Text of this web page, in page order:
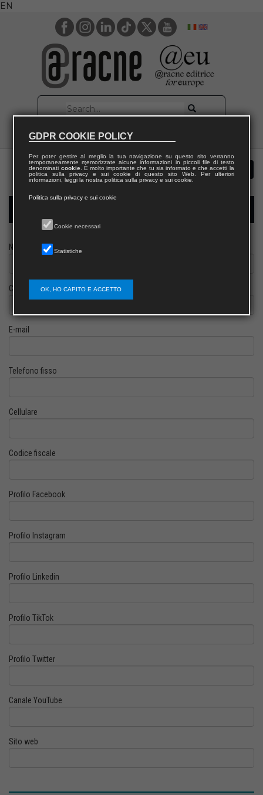
EN
Nome
Cognome
E-mail
Telefono fisso
Cellulare
Codice fiscale
Profilo Facebook
Profilo Instagram
Profilo Linkedin
Profilo TikTok
Profilo Twitter
Canale YouTube
Sito web
GDPR COOKIE POLICY
Per poter gestire al meglio la tua navigazione su questo sito verranno
temporaneamente memorizzate alcune informazioni in piccoli file di testo
denominati cookie. È molto importante che tu sia informato e che accetti la
politica sulla privacy e sui cookie di questo sito Web. Per ulteriori
informazioni, leggi la nostra politica sulla privacy e sui cookie.
Politica sulla privacy e sui cookie
Cookie necessari
Statistiche
OK, HO CAPITO E ACCETTO